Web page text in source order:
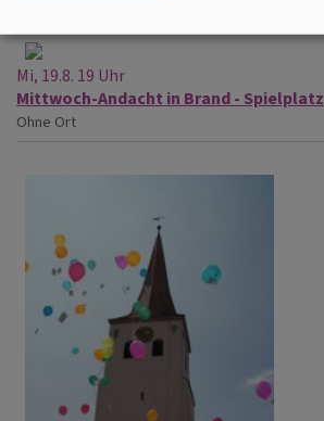
Mi, 19.8. 19 Uhr
Mittwoch-Andacht in Brand - Spielplatz
Ohne Ort